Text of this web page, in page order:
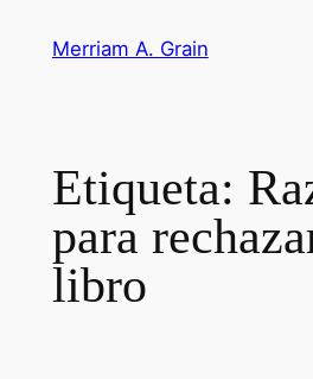
Merriam A. Grain
Etiqueta:
para
libro